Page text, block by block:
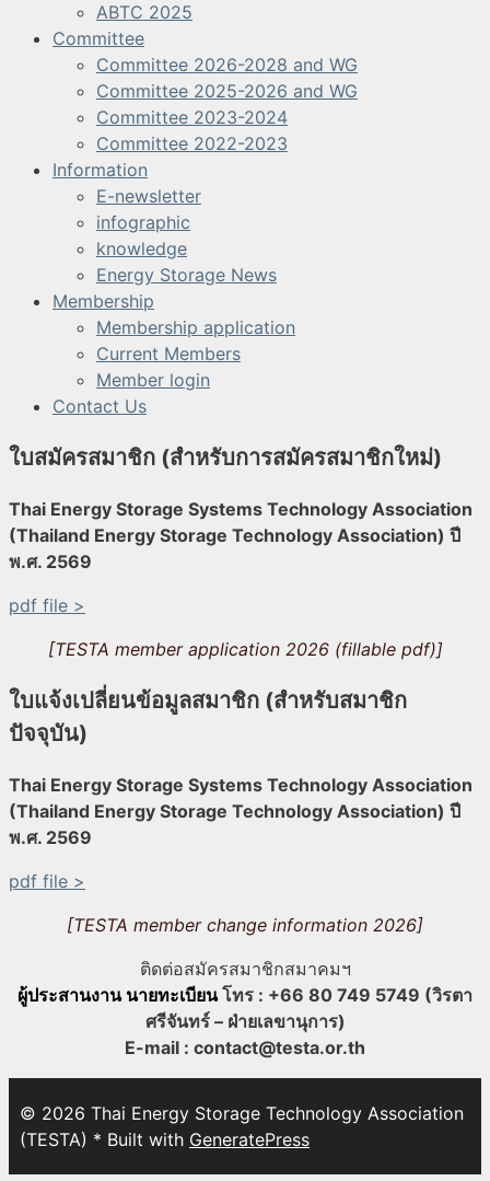
ABTC 2025
Committee
Committee 2026-2028 and WG
Committee 2025-2026 and WG
Committee 2023-2024
Committee 2022-2023
Information
E-newsletter
infographic
knowledge
Energy Storage News
Membership
Membership application
Current Members
Member login
Contact Us
ใบสมัครสมาชิก (สำหรับการสมัครสมาชิกใหม่)
Thai Energy Storage Systems Technology Association
(Thailand Energy Storage Technology Association) ปี
พ.ศ. 2569
pdf file >
[TESTA member application 2026 (fillable pdf)]
ใบแจ้งเปลี่ยนข้อมูลสมาชิก (สำหรับสมาชิก
ปัจจุบัน)
Thai Energy Storage Systems Technology Association
(Thailand Energy Storage Technology Association) ปี
พ.ศ. 2569
pdf file >
[TESTA member change information 2026]
ติดต่อสมัครสมาชิกสมาคมฯ
ผู้ประสานงาน นายทะเบียนโทร : +66 80 749 5749 (วิรตา
ศรีจันทร์ – ฝ่ายเลขานุการ)
E-mail : contact@testa.or.th
© 2026 Thai Energy Storage Technology Association
(TESTA) * Built with GeneratePress